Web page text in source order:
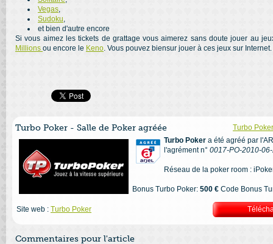
Vegas,
Sudoku,
et bien d'autre encore
Si vous aimez les tickets de grattage vous aimerez sans doute jouer au
Millions ou encore le Keno. Vous pouvez biensur jouer à ces jeux sur Internet.
Turbo Poker - Salle de Poker agréée
Turbo
Turbo Poker a été agréé par
l'agrément n° 0017-PO-2010-
Réseau de la poker room :
Bonus Turbo Poker: 500 € Code Bonus
Site web : Turbo Poker
Commentaires pour l'article